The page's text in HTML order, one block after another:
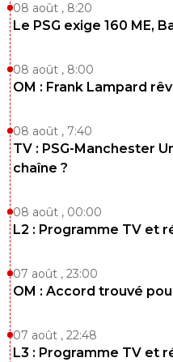
08 août , 8:20
Le PSG exige 160 ME,
08 août , 8:00
OM : Frank Lampard
08 août , 7:40
TV : PSG-Manchester
chaîne ?
08 août , 00:00
L2 : Programme TV et
07 août , 23:00
OM : Accord trouvé
07 août , 22:48
L3 : Programme TV et